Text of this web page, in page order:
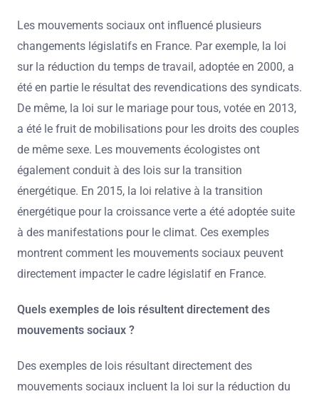
Les mouvements sociaux ont influencé plusieurs
changements législatifs en France. Par exemple, la loi
sur la réduction du temps de travail, adoptée en 2000, a
été en partie le résultat des revendications des syndicats.
De même, la loi sur le mariage pour tous, votée en 2013,
a été le fruit de mobilisations pour les droits des couples
de même sexe. Les mouvements écologistes ont
également conduit à des lois sur la transition
énergétique. En 2015, la loi relative à la transition
énergétique pour la croissance verte a été adoptée suite
à des manifestations pour le climat. Ces exemples
montrent comment les mouvements sociaux peuvent
directement impacter le cadre législatif en France.
Quels exemples de lois résultent directement des
mouvements sociaux ?
Des exemples de lois résultant directement des
mouvements sociaux incluent la loi sur la réduction du